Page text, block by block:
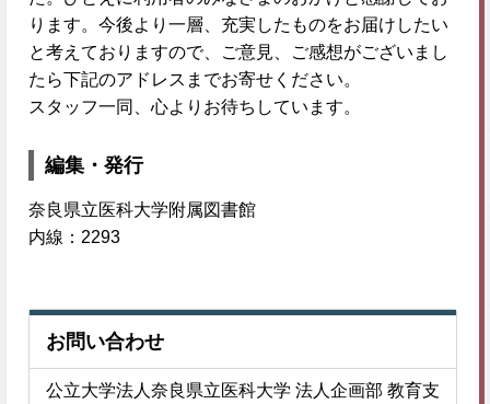
ります。今後より一層、充実したものをお届けしたい
と考えておりますので、ご意見、ご感想がございまし
たら下記のアドレスまでお寄せください。
スタッフ一同、心よりお待ちしています。
編集・発行
奈良県立医科大学附属図書館
内線：2293
お問い合わせ
公立大学法人奈良県立医科大学 法人企画部 教育支